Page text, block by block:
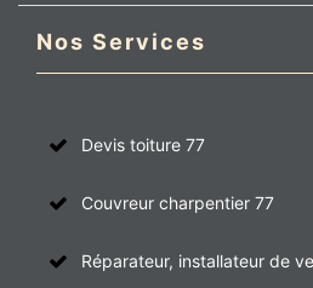
Nos Services
Devis toiture 77
Couvreur charpentier 77
Réparateur, installateur de